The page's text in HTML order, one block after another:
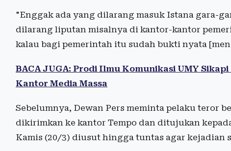
"Enggak ada yang dilarang masuk Istana gara-
dilarang liputan misalnya di kantor-kantor
kalau bagi pemerintah itu sudah bukti nyata
BACA JUGA: Prodi Ilmu Komunikasi UMY
Kantor Media Massa
Sebelumnya, Dewan Pers meminta pelaku teror
dikirimkan ke kantor Tempo dan ditujukan
Kamis (20/3) diusut hingga tuntas agar kejadian